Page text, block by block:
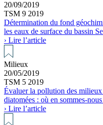
20/09/2019
TSM 9 2019
Détermination du fond
les eaux de surface du bassin
› Lire l’article
Milieux
20/05/2019
TSM 5 2019
Évaluer la pollution des
diatomées : où en sommes-
› Lire l’article